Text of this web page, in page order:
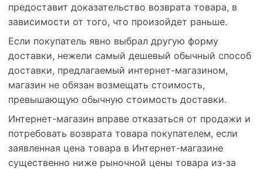
предоставит доказательство возврата товара, в
зависимости от того, что произойдет раньше.
Если покупатель явно выбрал другую форму
доставки, нежели самый дешевый обычный способ
доставки, предлагаемый интернет-магазином,
магазин не обязан возмещать стоимость,
превышающую обычную стоимость доставки.
Интернет-магазин вправе отказаться от продажи и
потребовать возврата товара покупателем, если
заявленная цена товара в Интернет-магазине
существенно ниже рыночной цены товара из-за